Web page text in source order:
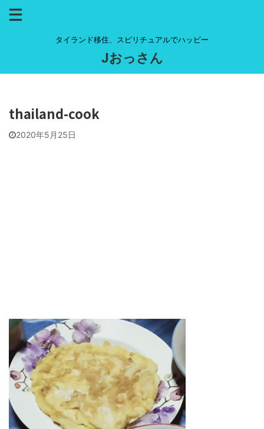
タイランド移住、スピリチュアルでハッピー
Jおっさん
thailand-cook
2020年5月25日